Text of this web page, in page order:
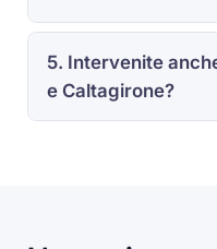
5. Intervenite
e Caltagirone?